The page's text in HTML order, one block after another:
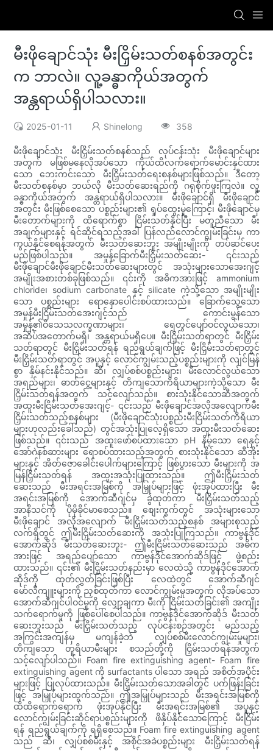
မီးဖိုချောင်သုံး မီးငြှိမ်းသတ်စနစ်အတွင်း
က ဘာလဲ။ လူ့ခန္ဓာကိုယ်အတွက်
အန္တရာယ်ရှိပါသလား။
2025-01-11 Shinelong 358
မီးဖိုချောင်သုံး မီးငြှိမ်းသတ်စနစ်သည် လုပ်ငန်းသုံး မီးဖိုချောင်များ
အတွက် မဖြစ်မနေလိုအပ်သော ကိုယ်ထိလက်ရောက်မောင်းနှင်ထား
သော ဘေးကင်းသော မီးငြှိမ်းသတ်ရေးစနစ်များဖြစ်သည်။ ဒီတော့
မီးသတ်စနစ်မှာ ဘယ်လို မီးသတ်ဆေးရည်ကို ဂရုစိုက်ဖူးကြလဲ။ လူ့
ခန္ဓာကိုယ်အတွက် အန္တရာယ်ရှိပါသလား။ မီးဖိုချောင်ရှိ မီးဖိုချောင်
အတွင်း မီးဖြစ်စေသော ပစ္စည်းများ၏ ရှုပ်ထွေးမှုကြောင့်၊ မီးဖိုချောင်မှ
မီးတောက်များကို ထိရောက်စွာ ငြိမ်းသတ်နိုင်ပြီး မတူညီသော မီး
အချက်များနှင့် ရင်ဆိုင်ရသည့်အခါ ပြန်လည်လောင်ကျွမ်းခြင်းမှ ကာ
ကွယ်နိုင်စေရန်အတွက် မီးသတ်ဆေးဘူး အမျိုးမျိုးကို တပ်ဆင်ပေး
မည်ဖြစ်ပါသည်။ အမှုန့်ခြောက်မီးငြှိမ်းသတ်ဆေး- ၎င်းသည်
မီးဖိုချောင်မီးဖိုချောင်မီးသတ်ဆေးများတွင် အသုံးများသောအေးဂျင့်
အမျိုးအစားတစ်ခုဖြစ်သည်။ ၎င်းကို အဓိကအားဖြင့် ammonium
chloride၊ sodium carbonate နှင့် silicate ကဲ့သို့သော အမျိုးမျိုး
သော ပစ္စည်းများ ရောနှောပေါင်းစပ်ထားသည်။ ခြောက်သွေ့သော
အမှုန့်မီးငြိမ်းသတ်အေးဂျင့်သည် ကောင်းမွန်သော
အမှုန့်၏ဝိသေသလက္ခဏာများ၊ ရေတွင်ပျော်ဝင်လွယ်သော၊
အဆိပ်အတောက်မရှိ၊ အန္တရာယ်မရှိပေ။ မီးငြှိမ်းသတ်ရာတွင် မီးငြှိမ်း
သတ်ရာတွင် မီးငြှိမ်းသတ်ရန် ရည်ရွယ်ချက်ဖြင့် မီးငြှိမ်းသတ်ရာတွင်
မီးငြှိမ်းသတ်ရာတွင် အပူနှင့် လောင်ကျွမ်းသည့်ပစ္စည်းများကို လျင်မြန်
စွာ နှိမ်နင်းနိုင်သည်။ ဆီ၊ လျှပ်စစ်ပစ္စည်းများ၊ မီးလောင်လွယ်သော
အရည်များ၊ ဓာတ်ငွေ့များနှင့် တိကျသောကိရိယာများကဲ့သို့သော မီး
ငြှိမ်းသတ်ရန်အတွက် သင့်လျော်သည်။ စားသုံးနိုင်သောဆီအတွက်
အထူးမီးငြိမ်းသတ်အေးဂျင့်- ၎င်းသည် မီးဖိုချောင်အလိုအလျောက်မီး
ငြှိမ်းသတ်သည့်စနစ်များ (မီးဖိုချောင်သုံးပစ္စည်းမီးငြိမ်းသတ်ကိရိယာ
များဟုလည်းခေါ်သည်) တွင်အသုံးပြုလေ့ရှိသော အထူးမီးသတ်ဆေး
ဖြစ်သည်။ ၎င်းသည် အထူးဖော်စပ်ထားသော pH နိမ့်သော ရေနှင့်
အော်ဂဲနစ်ဆားများ ရောစပ်ထားသည့်အတွက် စားသုံးနိုင်သော ဆီအိုး
များနှင့် အိတ်ဇောခေါင်းပေါက်များကြောင့် ဖြစ်ပွားသော မီးများကို အ
မြန်ငြှိမ်းသတ်ရန် အထူးအသုံးပြုထားသည်။ ဤမီးငြှိမ်းသတ်
ဆေးသည် မီးအရင်းအမြစ်ကို အမြှုပ်များဖြင့် ဖုံးအုပ်ထားပြီး မီး
အရင်းအမြစ်ကို အောက်ဆီဂျင်မှ ခွဲထုတ်ကာ မီးငြှိမ်းသတ်သည့်
အာနိသင်ကို ပိုမိုခိုင်မာစေသည်။ စျေးကွက်တွင် အသုံးများသော
မီးဖိုချောင် အလိုအလျောက် မီးငြှိမ်းသတ်သည့်စနစ် အများစုသည်
လက်ရှိတွင် ဤမီးငြှိမ်းသတ်ဆေးကို အသုံးပြုကြသည်။ ကာဗွန်ဒိုင်
အောက်ဆိုဒ် မီးသတ်ဆေးဘူး- ဤမီးငြိမ်းသတ်ဆေးသည် အဓိက
အားဖြင့် အရည်ပျော်သော ကာဗွန်ဒိုင်အောက်ဆိုဒ်ဖြင့် ဖွဲ့စည်း
ထားသည်။ ၎င်း၏ မီးငြှိမ်းသတ်နည်းမှာ လေထဲသို့ ကာဗွန်ဒိုင်အောက်
ဆိုဒ်ကို ထုတ်လွှတ်ခြင်းဖြစ်ပြီး လေထဲတွင် အောက်ဆီဂျင်
မော်လီကျူးများကို ညှစ်ထုတ်ကာ လောင်ကျွမ်းမှုအတွက် လိုအပ်သော
အောက်ဆီဂျင်ပါဝင်မှုကို လျှော့ချကာ မီးကို ငြိမ်းသတ်ခြင်း၏ အကျိုး
သက်ရောက်မှုကို ဖြစ်ပေါ်စေပါသည်။ ကာဗွန်ဒိုင်အောက်ဆိုဒ် မီးသတ်
ဆေးဘူးသည် မီးငြှိမ်းသတ်သည့် လုပ်ငန်းစဉ်အတွင်း မည်သည့်
အကြွင်းအကျန်မှ မကျန်ခဲ့ဘဲ လျှပ်စစ်မီးလောင်ကျွမ်းမှုများ၊
တိကျသော တူရိယာမီးများ စသည်တို့ကို ငြှိမ်းသတ်ရန်အတွက်
သင့်လျော်ပါသည်။ Foam fire extinguishing agent- Foam fire
extinguishing agent ကို surfactants ပါသော အရည် အစိတ်အပိုင်း
များဖြင့် ပြုလုပ်ထားသည်။ မီးငြှိမ်းသတ်သောအခါတွင် ပက်ဖြန်းခြင်း
ဖြင့် အမြှုပ်များထွက်သည်။ ဤအမြှုပ်များသည် မီးအရင်းအမြစ်ကို
ထိထိရောက်ရောက် ဖုံးအုပ်နိုင်ပြီး မီးအရင်းအမြစ်၏ အပူနှင့်
လောင်ကျွမ်းခြင်းဆိုင်ရာပစ္စည်းများကို ဖိနှိပ်နိုင်သောကြောင့် မီးငြိမ်း
ရန် ရည်ရွယ်ချက်ကို ရရှိစေသည်။ Foam fire extinguishing agent
သည် ဆီ၊ လျှပ်စစ်မီးနှင့် အစိုင်အခဲပစ္စည်းများ မီးငြှိမ်းသတ်ရန်